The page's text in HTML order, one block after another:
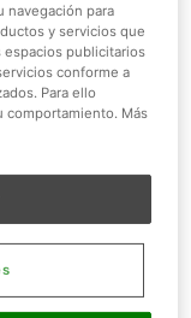
a alimentarse de
las bandejas de
Este es un
de
pasado algunos
o Juanito
que ya han
color similar al
navegación para
y servicios que
espacios publicitarios
conforme a
Para ello
comportamiento. Más